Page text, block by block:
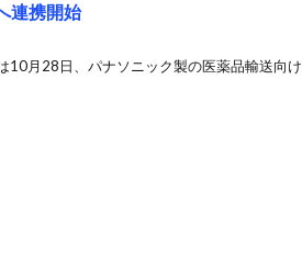
連携開始
10月28日、パナソニック製の医薬品輸送向け